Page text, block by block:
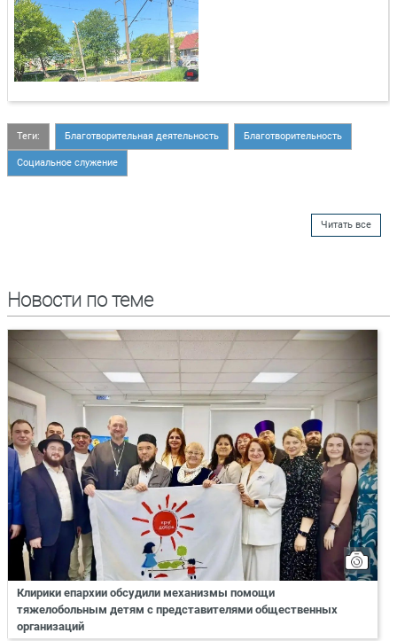
Теги: Благотворительная деятельность Благотворительность
Социальное служение
Читать все
Новости по теме
Клирики епархии обсудили механизмы помощи
тяжелобольным детям с представителями общественных
организаций